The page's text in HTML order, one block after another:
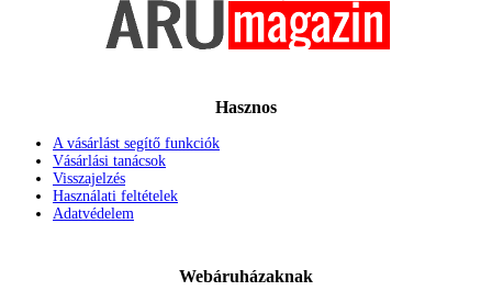
Hasznos
A vásárlást segítő funkciók
Vásárlási tanácsok
Visszajelzés
Használati feltételek
Adatvédelem
Webáruházaknak